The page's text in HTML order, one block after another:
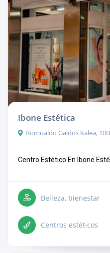
Ibone Estética
Romualdo Galdos Kalea, 10B
Centro Estético En Ibone
Belleza, bienestar
Centros estéticos